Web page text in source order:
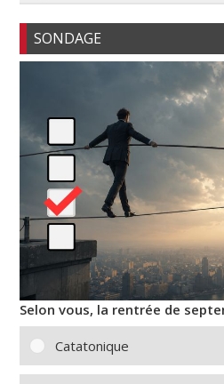
SONDAGE
Selon vous, la rentrée de
Catatonique